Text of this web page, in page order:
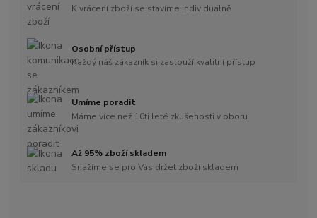
K vrácení zboží se stavíme individuálně
Osobní přístup
Každý náš zákazník si zaslouží kvalitní přístup
Umíme poradit
Máme více než 10ti leté zkušenosti v oboru
Až 95% zboží skladem
Snažíme se pro Vás držet zboží skladem